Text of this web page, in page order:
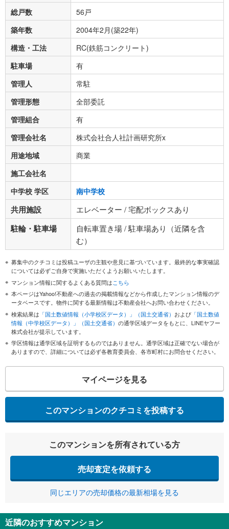
総戸数
56戸
築年数
2004年2月(築22年)
構造・工法
RC(鉄筋コンクリート)
駐車場
有
管理人
常駐
管理形態
全部委託
管理組合
有
管理会社名
株式会社合人社計画研究所x
用途地域
商業
施工会社名
中学校 学区
南中学校
共用施設 エレベーター / 宅配ボックスあり
駐輪・駐車場
自転車置き場 / 駐車場あり（近隣を含
む）
募集中のクチコミは投稿ユーザの主観や意見に基づいています。最終的な事実確認
については必ずご自身で実施いただくようお願いいたします。
マンション情報に関するよくある質問はこちら
本ページはYahoo!不動産への過去の掲載情報などから作成したマンション情報のデ
ータベースです。物件に関する最新情報は不動産会社へお問い合わせください。
検索結果は 「国土数値情報（小学校区データ）」（国土交通省） および 「国土数値
情報（中学校区データ）」（国土交通省） の通学区域データをもとに、LINEヤフー
株式会社が提示しています。
学区情報は通学区域を証明するものではありません。通学区域は正確でない場合が
ありますので、詳細については必ず各教育委員会、各市町村にお問合せください。
マイページを見る
このマンションのクチコミを投稿する
このマンションを所有されている方
売却査定を依頼する
同じエリアの売却価格の最新相場を見る
近隣のおすすめマンション